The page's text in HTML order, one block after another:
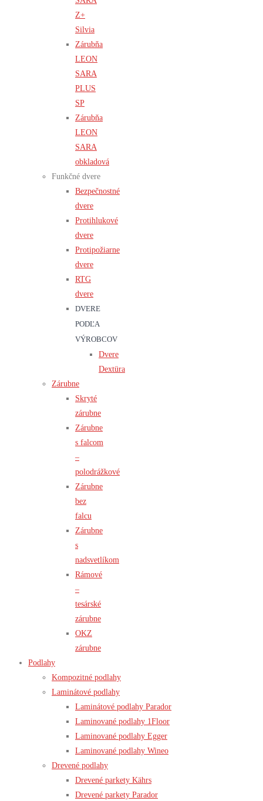
Z+
Silvia
Zárubňa
LEON
SARA
PLUS
SP
Zárubňa
LEON
SARA
obkladová
Funkčné dvere
Bezpečnostné
dvere
Protihlukové
dvere
Protipožiarne
dvere
RTG
dvere
DVERE
PODĽA
VÝROBCOV
Dvere
Dextüra
Zárubne
Skryté
zárubne
Zárubne
s falcom
–
polodrážkové
Zárubne
bez
falcu
Zárubne
s
nadsvetlíkom
Rámové
–
tesárské
zárubne
OKZ
zárubne
Podlahy
Kompozitné podlahy
Laminátové podlahy
Laminátové podlahy Parador
Laminované podlahy 1Floor
Laminované podlahy Egger
Laminované podlahy Wineo
Drevené podlahy
Drevené parkety Kährs
Drevené parkety Parador